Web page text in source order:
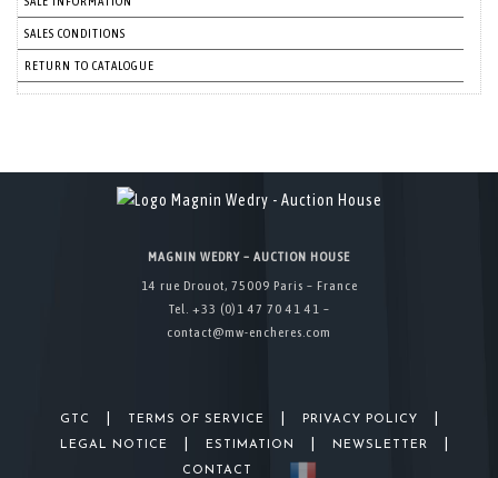
SALES CONDITIONS
RETURN TO CATALOGUE
MAGNIN WEDRY – AUCTION HOUSE
14 rue Drouot, 75009 Paris – France
Tel. +33 (0)1 47 70 41 41 –
contact@mw-encheres.com
GTC TERMS OF SERVICE PRIVACY POLICY
LEGAL NOTICE ESTIMATION NEWSLETTER
CONTACT